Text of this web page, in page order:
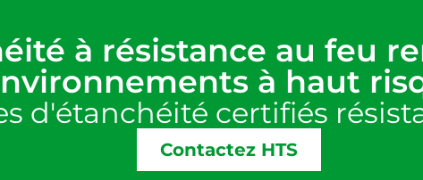
à résistance au feu
à haut
d'étanchéité certifiés
Contactez HTS